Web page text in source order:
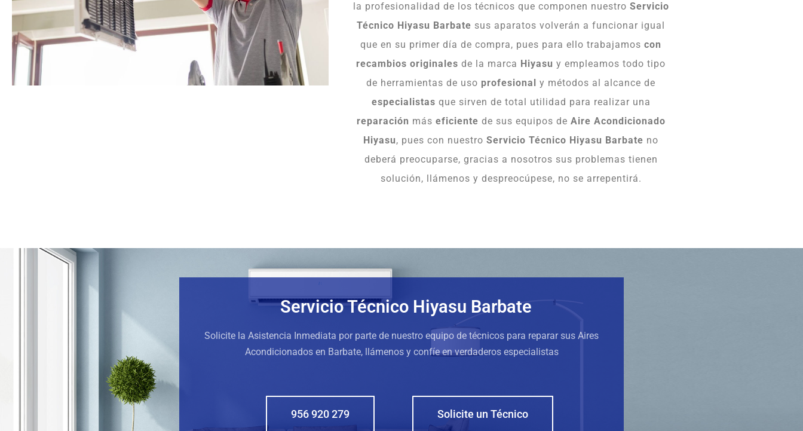
la profesionalidad de los técnicos que componen nuestro Servicio
Técnico Hiyasu Barbate sus aparatos volverán a funcionar igual
que en su primer día de compra, pues para ello trabajamos con
recambios originales de la marca Hiyasu y empleamos todo tipo
de herramientas de uso profesional
y métodos al alcance de
especialistas que sirven de total utilidad para realizar una
reparación más eficiente de sus equipos de Aire Acondicionado
Hiyasu, pues con nuestro Servicio Técnico Hiyasu Barbate no
deberá preocuparse, gracias a nosotros sus problemas tienen
solución, llámenos y despreocúpese, no se arrepentirá.
Servicio Técnico Hiyasu Barbate
Solicite la Asistencia Inmediata por parte de nuestro equipo de técnicos para reparar sus Aires
Acondicionados en Barbate, llámenos y confíe en verdaderos especialistas
956 920 279 Solicite un Técnico